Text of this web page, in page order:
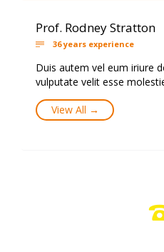
Prof. Rodney Stratton
 36 years experience
Duis autem vel eum iriure
vulputate velit esse
View All →